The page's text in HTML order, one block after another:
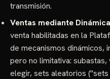
transmisión.
Ventas mediante
venta habilitadas en la
de mecanismos dinámicos,
pero no limitativa:
elegir, sets aleatorios